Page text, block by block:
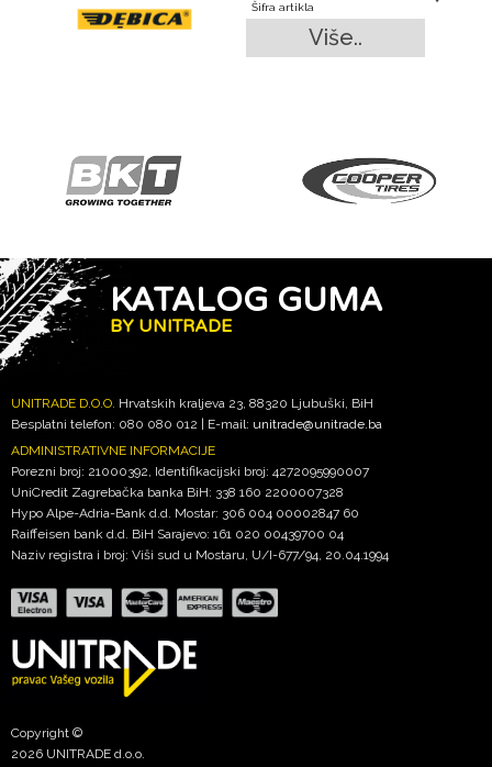
Šifra artikla
Više..
KATALOG GUMA
BY UNITRADE
UNITRADE D.O.O. Hrvatskih kraljeva 23, 88320 Ljubuški, BiH
Besplatni telefon: 080 080 012 | E-mail: unitrade@unitrade.ba
ADMINISTRATIVNE INFORMACIJE
Porezni broj: 21000392, Identifikacijski broj: 4272095990007
UniCredit Zagrebačka banka BiH: 338 160 2200007328
Hypo Alpe-Adria-Bank d.d. Mostar: 306 004 00002847 60
Raiffeisen bank d.d. BiH Sarajevo: 161 020 00439700 04
Naziv registra i broj: Viši sud u Mostaru, U/I-677/94, 20.04.1994
Copyright ©
2026 UNITRADE d.o.o.